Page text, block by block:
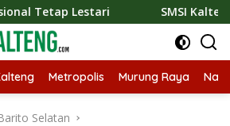
SMSI Kalteng dan Bidan
Metropolis Murung Raya
Selatan